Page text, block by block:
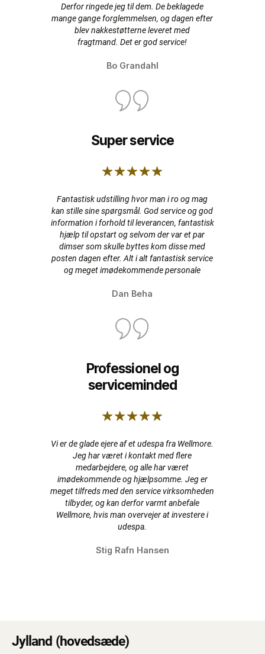
Derfor ringede jeg til dem. De beklagede
mange gange forglemmelsen, og dagen efter
blev nakkestøtterne leveret med
fragtmand. Det er god service!
Bo Grandahl
Super service
Fantastisk udstilling hvor man i ro og mag
kan stille sine spørgsmål. God service og god
information i forhold til leverancen, fantastisk
hjælp til opstart og selvom der var et par
dimser som skulle byttes kom disse med
posten dagen efter. Alt i alt fantastisk service
og meget imødekommende personale
Dan Beha
Professionel og
serviceminded
Vi er de glade ejere af et udespa fra Wellmore.
Jeg har været i kontakt med flere
medarbejdere, og alle har været
imødekommende og hjælpsomme. Jeg er
meget tilfreds med den service virksomheden
tilbyder, og kan derfor varmt anbefale
Wellmore, hvis man overvejer at investere i
udespa.
Stig Rafn Hansen
Jylland (hovedsæde)